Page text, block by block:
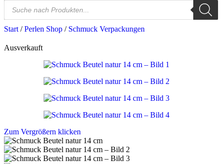
Start / Perlen Shop / Schmuck Verpackungen
Ausverkauft
Zum Vergrößern klicken